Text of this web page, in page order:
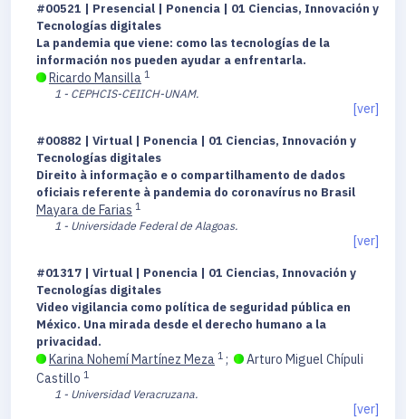
#00521 | Presencial | Ponencia | 01 Ciencias, Innovación y
Tecnologías digitales
La pandemia que viene: como las tecnologías de la
información nos pueden ayudar a enfrentarla.
Ricardo Mansilla 1
1 - CEPHCIS-CEIICH-UNAM.
[ver]
#00882 | Virtual | Ponencia | 01 Ciencias, Innovación y
Tecnologías digitales
Direito à informação e o compartilhamento de dados
oficiais referente à pandemia do coronavírus no Brasil
Mayara de Farias 1
1 - Universidade Federal de Alagoas.
[ver]
#01317 | Virtual | Ponencia | 01 Ciencias, Innovación y
Tecnologías digitales
Video vigilancia como política de seguridad pública en
México. Una mirada desde el derecho humano a la
privacidad.
Karina Nohemí Martínez Meza 1 ;
Arturo Miguel Chípuli
Castillo 1
1 - Universidad Veracruzana.
[ver]